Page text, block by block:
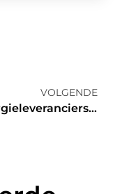
VOLGENDE
Energieleveranciers uitgebreid én efficiënt vergelijken met deze handige tool